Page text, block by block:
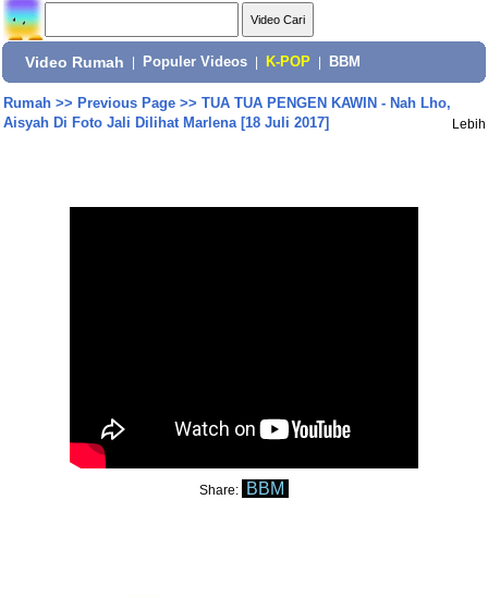
Video Rumah Populer Videos K-POP BBM
Rumah>> Previous Page>> TUA TUA PENGEN KAWIN - Nah Lho,
Aisyah Di Foto Jali Dilihat Marlena [18 Juli 2017]
Lebih
Share: BBM